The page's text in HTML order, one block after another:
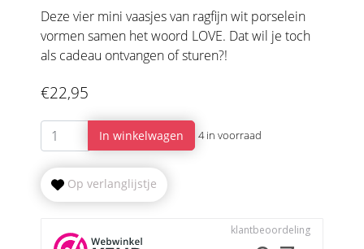
Deze vier mini vaasjes van ragfijn wit porselein
vormen samen het woord LOVE. Dat wil je toch
als cadeau ontvangen of sturen?!
€22,95
In winkelwagen 4 in voorraad
Op verlanglijstje